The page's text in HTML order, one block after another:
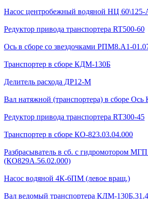
Насос центробежный водяной НЦ
Редуктор привода транспортера RT500-60
Ось в сборе со звездочками РПМ8.А1-
Транспортер в сборе КДМ-130Б
Делитель расхода ДР12-М
Вал натяжной (транспортера) в сборе
Редуктор привода транспортера RT300-45
Транспортер в сборе КО-823.03.04.000
Разбрасыватель в сб. с гидромотором
(КО829А.56.02.000)
Насос водяной 4К-6ПМ (левое вращ.)
Вал ведомый транспортера КДМ-